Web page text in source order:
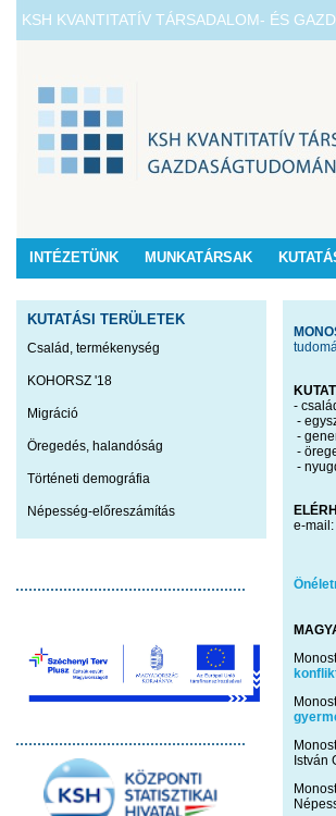
KSH KVANTITATÍV TÁRSADALOM- ÉS
INTÉZETÜNK MUNKATÁRSAK
KUTATÁSI TERÜLETEK
Család, termékenység
KOHORSZ '18
Migráció
Öregedés, halandóság
Történeti demográfia
Népesség-előreszámítás
-
-
-
-
-
e-mail:
István